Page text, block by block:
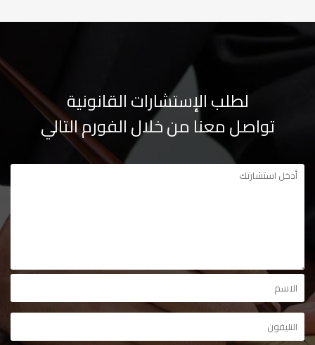
لطلب الإستشارات القانونية
تواصل معنا من خلال الفورم التالي